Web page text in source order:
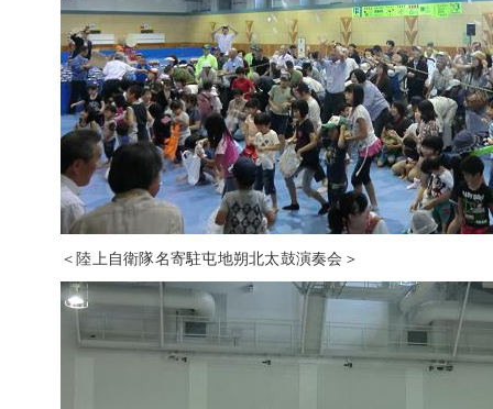
＜陸上自衛隊名寄駐屯地朔北太鼓演奏会＞